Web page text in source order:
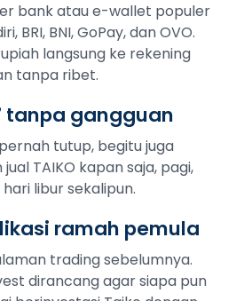
bank atau e-wallet populer
BRI, BNI, GoPay, dan OVO.
langsung ke rekening
tanpa ribet.
tanpa gangguan
tutup, begitu juga
TAIKO kapan saja, pagi,
libur sekalipun.
ramah pemula
trading sebelumnya.
dirancang agar siapa pun